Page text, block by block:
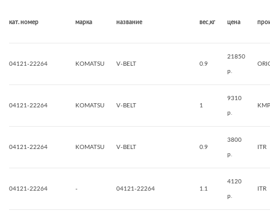
кат. номер марка название вес,кг цена
04121-22264 KOMATSU V-BELT 0.9
21850
р.
04121-22264 KOMATSU V-BELT 1
9310
р.
04121-22264 KOMATSU V-BELT 0.9
3800
р.
ITR
04121-22264 - 04121-22264 1.1
4120
р.
ITR